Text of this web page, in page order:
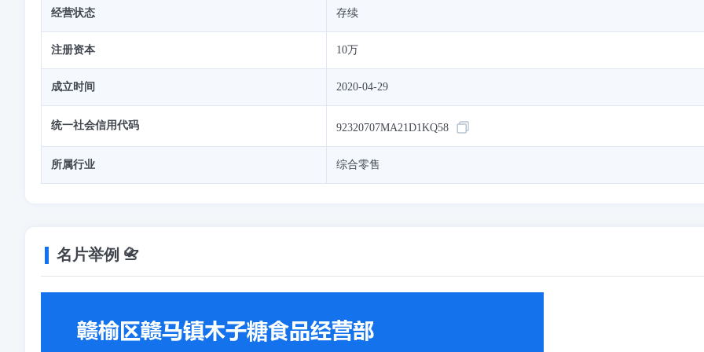
经营状态 存续
注册资本 10万
成立时间 2020-04-29
统一社会信用代码 92320707MA21D1KQ58
所属行业 综合零售
名片举例 📇